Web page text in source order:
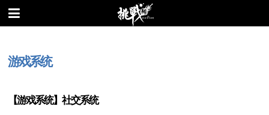
游戏系统
【游戏系统】社交系统